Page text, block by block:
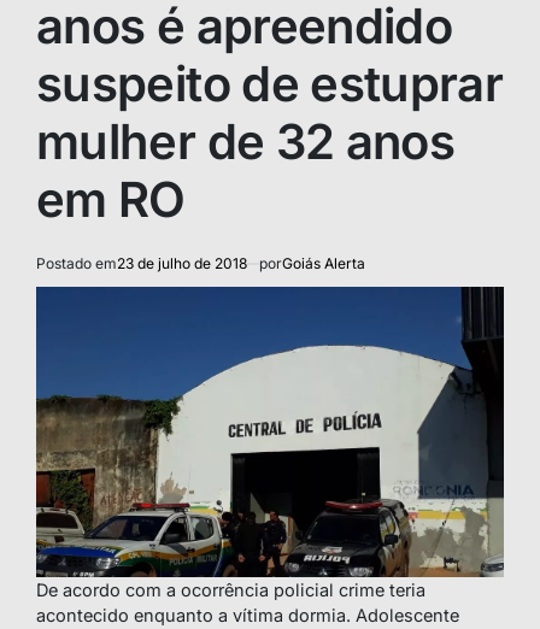
anos é apreendido
suspeito de estuprar
mulher de 32 anos
em RO
Postado em23 de julho de 2018 porGoiás Alerta
De acordo com a ocorrência policial crime teria
acontecido enquanto a vítima dormia. Adolescente